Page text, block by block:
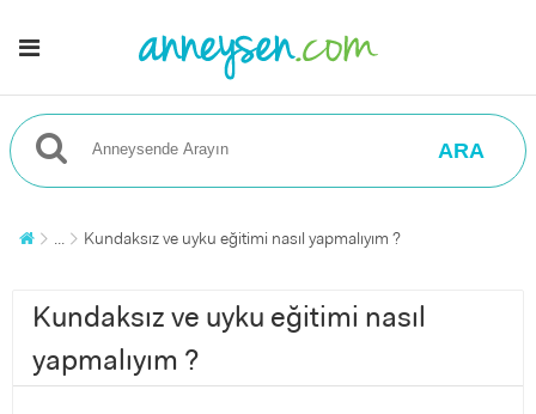
ARA
... Kundaksız ve uyku eğitimi nasıl yapmalıyım ?
Kundaksız ve uyku eğitimi nasıl
yapmalıyım ?